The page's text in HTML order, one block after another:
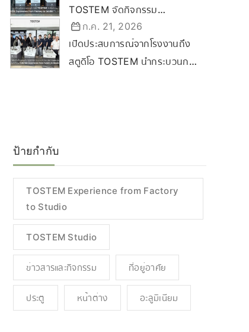
Commercial & Renovation
TOSTEM จัดกิจกรรม
“TOSTEM Experience from
Factory to Studio” ที่
ขอนแก่น
ก.ค. 21, 2026
เปิดประสบการณ์จากโรงงานถึง
สตูดิโอ TOSTEM นำกระบวนการ
ป้ายกำกับ
TOSTEM Experience from Factory
to Studio
TOSTEM Studio
ข่าวสารและกิจกรรม ที่อยู่อาศัย
ประตู หน้าต่าง อะลูมิเนียม